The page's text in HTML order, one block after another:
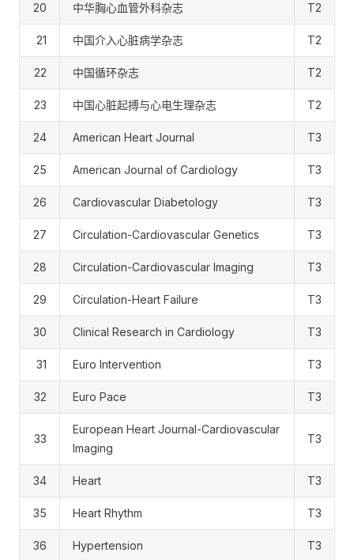
20 中华胸心血管外科杂志 T2
21 中国介入心脏病学杂志 T2
22 中国循环杂志 T2
23 中国心脏起搏与心电生理杂志 T2
24 American Heart Journal T3
25 American Journal of Cardiology T3
26 Cardiovascular Diabetology T3
27 Circulation-Cardiovascular Genetics T3
28 Circulation-Cardiovascular Imaging T3
29 Circulation-Heart Failure T3
30 Clinical Research in Cardiology T3
31 Euro Intervention T3
32 Euro Pace T3
33
European Heart Journal-Cardiovascular
Imaging
T3
34 Heart T3
35 Heart Rhythm T3
36 Hypertension T3